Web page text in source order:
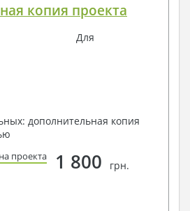
копия проекта
Для
дополнительная копия
проекта 1 800 грн.